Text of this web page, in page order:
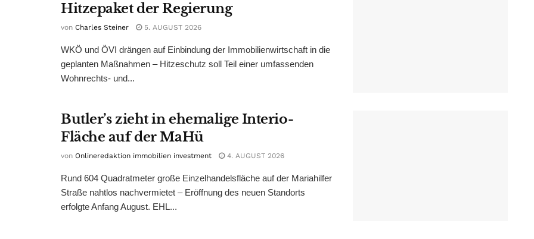
Hitzepaket der Regierung
von Charles Steiner 5. AUGUST 2026
WKÖ und ÖVI drängen auf Einbindung der Immobilienwirtschaft in die
geplanten Maßnahmen – Hitzeschutz soll Teil einer umfassenden
Wohnrechts- und...
Butler’s zieht in ehemalige Interio-
Fläche auf der MaHü
von Onlineredaktion immobilien investment 4. AUGUST 2026
Rund 604 Quadratmeter große Einzelhandelsfläche auf der Mariahilfer
Straße nahtlos nachvermietet – Eröffnung des neuen Standorts
erfolgte Anfang August. EHL...